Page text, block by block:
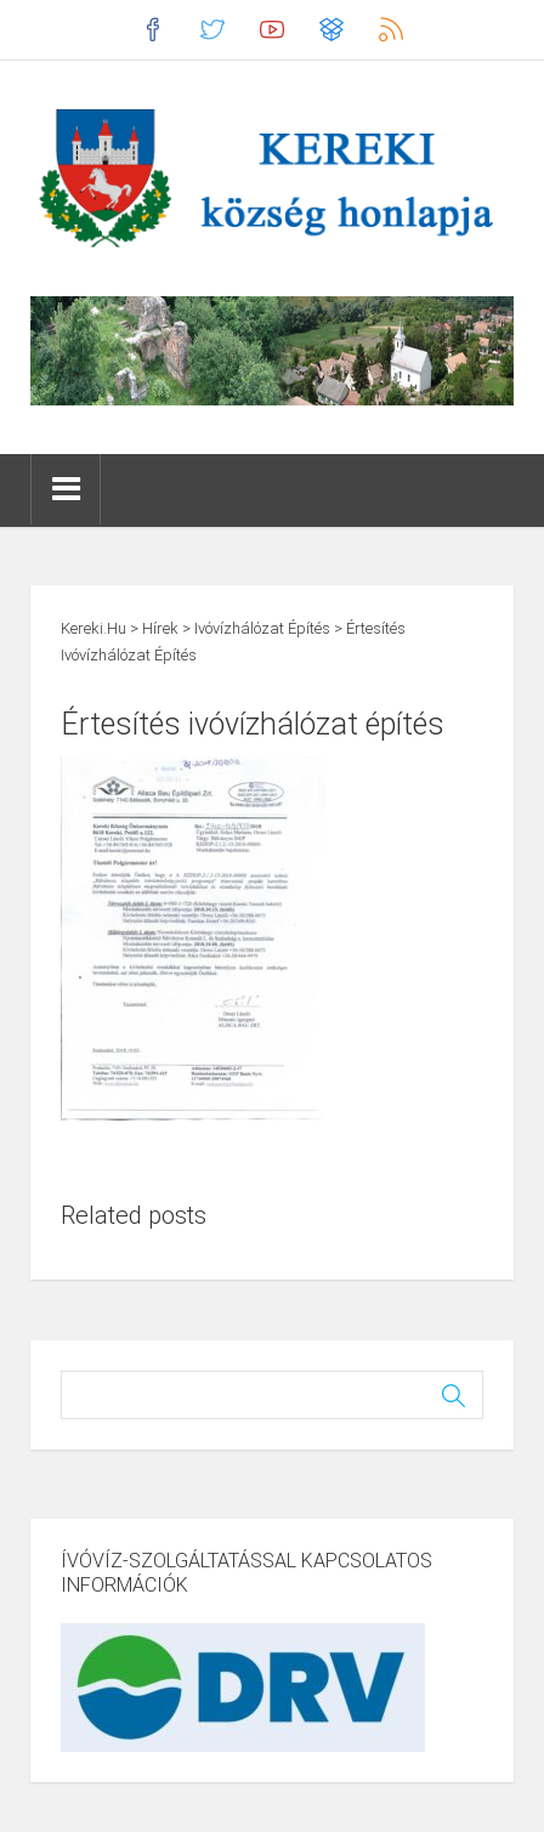
Kereki.hu > Hírek > Ivóvízhálózat Építés > Értesítés
Ivóvízhálózat Építés
Értesítés ivóvízhálózat építés
Related posts
ÍVÓVÍZ-SZOLGÁLTATÁSSAL KAPCSOLATOS
INFORMÁCIÓK